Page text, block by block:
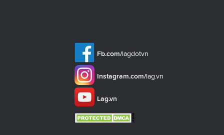
Fb.com/lagdotvn
Instagram.com/lag.vn
Lag.vn